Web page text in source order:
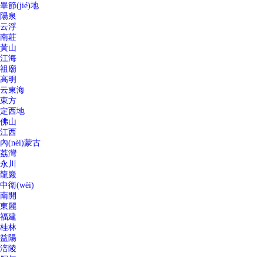
畢節(jié)地
陽泉
云浮
南莊
黃山
江海
祖廟
高明
云東海
東方
定西地
佛山
江西
內(nèi)蒙古
荔灣
永川
龍巖
中衛(wèi)
南開
東麗
福建
桂林
益陽
涪陵